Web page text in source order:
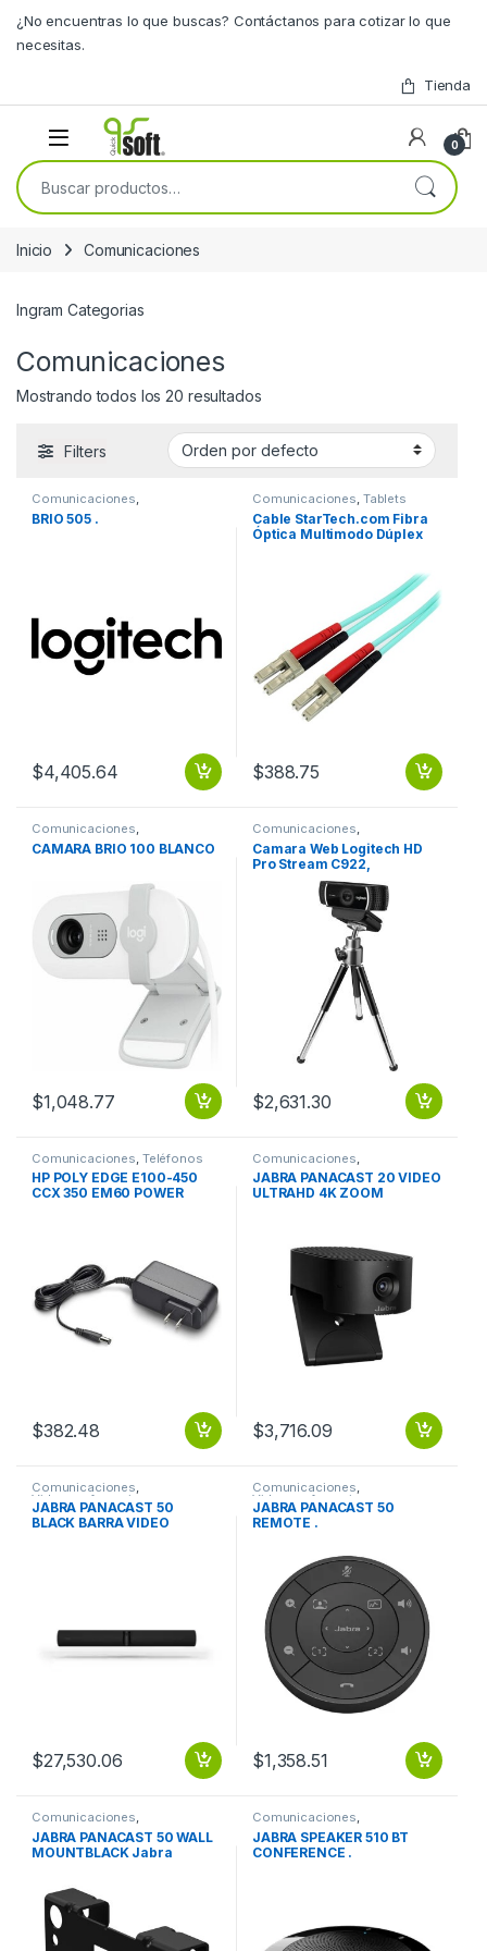
¿No encuentras lo que buscas? Contáctanos para cotizar lo que
necesitas.
Tienda
0
Buscar por:
Inicio Comunicaciones
Ingram Categorias
Comunicaciones
Mostrando todos los 20 resultados
Filters
Comunicaciones,
Videoconferencia
BRIO 505 .
$4,405.64
Comunicaciones, Tablets
Cable StarTech.com Fibra
Óptica Multimodo Dúplex
$388.75
Comunicaciones
Videoconferencia
CAMARA BRIO 100 BLANCO
$1,048.77
Comunicaciones
Videoconferencia
Camara Web Logitech HD
Pro Stream C922,
1920×1080 Pixeles, USB,
Negro STREAMING FULL HD
$2,631.30
Comunicaciones Teléfonos
HP POLY EDGE E100-450
CCX 350 EM60 POWER
$382.48
Comunicaciones
Videoconferencia
JABRA PANACAST 20 VIDEO
ULTRAHD 4K ZOOM
$3,716.09
Comunicaciones,
Videoconferencia
JABRA PANACAST 50
BLACK BARRA VIDEO
$27,530.06
Comunicaciones,
Videoconferencia
JABRA PANACAST 50
REMOTE .
$1,358.51
Comunicaciones,
Videoconferencia
JABRA PANACAST 50 WALL
MOUNTBLACK Jabra
videoconferencia – Negro
Comunicaciones,
Videoconferencia
JABRA SPEAKER 510 BT
CONFERENCE .